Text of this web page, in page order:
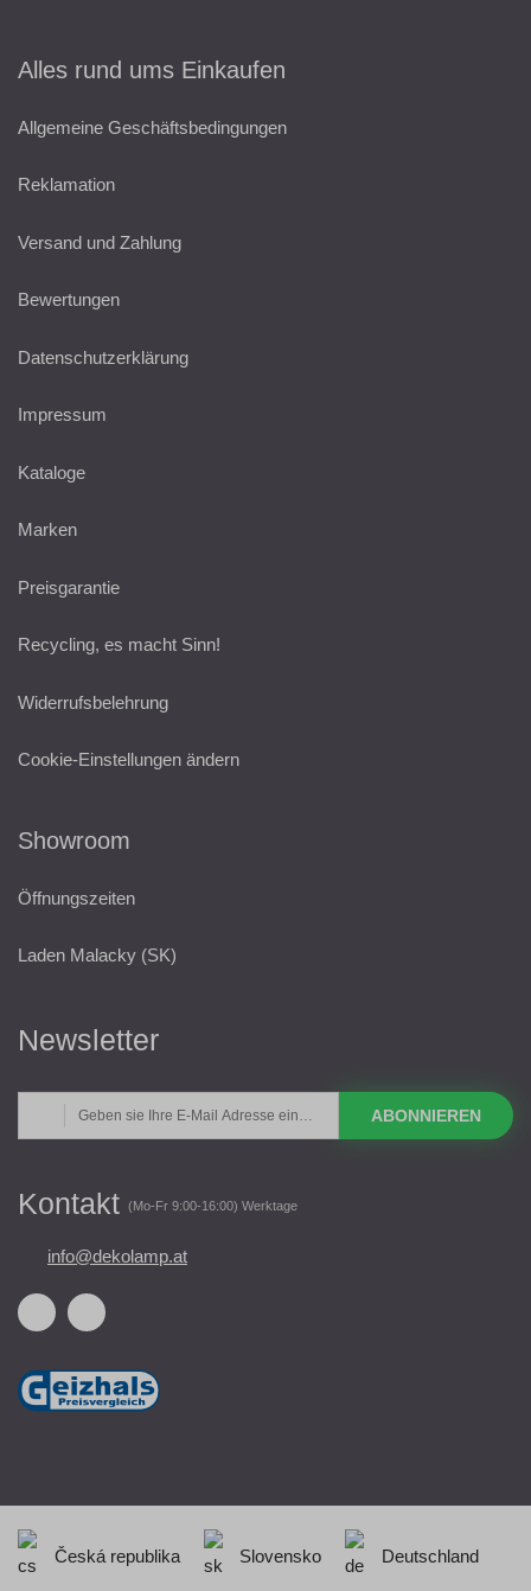
Alles rund ums Einkaufen
Allgemeine Geschäftsbedingungen
Reklamation
Versand und Zahlung
Bewertungen
Datenschutzerklärung
Impressum
Kataloge
Marken
Preisgarantie
Recycling, es macht Sinn!
Widerrufsbelehrung
Cookie-Einstellungen ändern
Showroom
Öffnungszeiten
Laden Malacky (SK)
Newsletter
ABONNIEREN
Kontakt (Mo-Fr 9:00-16:00) Werktage
info@dekolamp.at
Česká republika Slovensko Deutschland